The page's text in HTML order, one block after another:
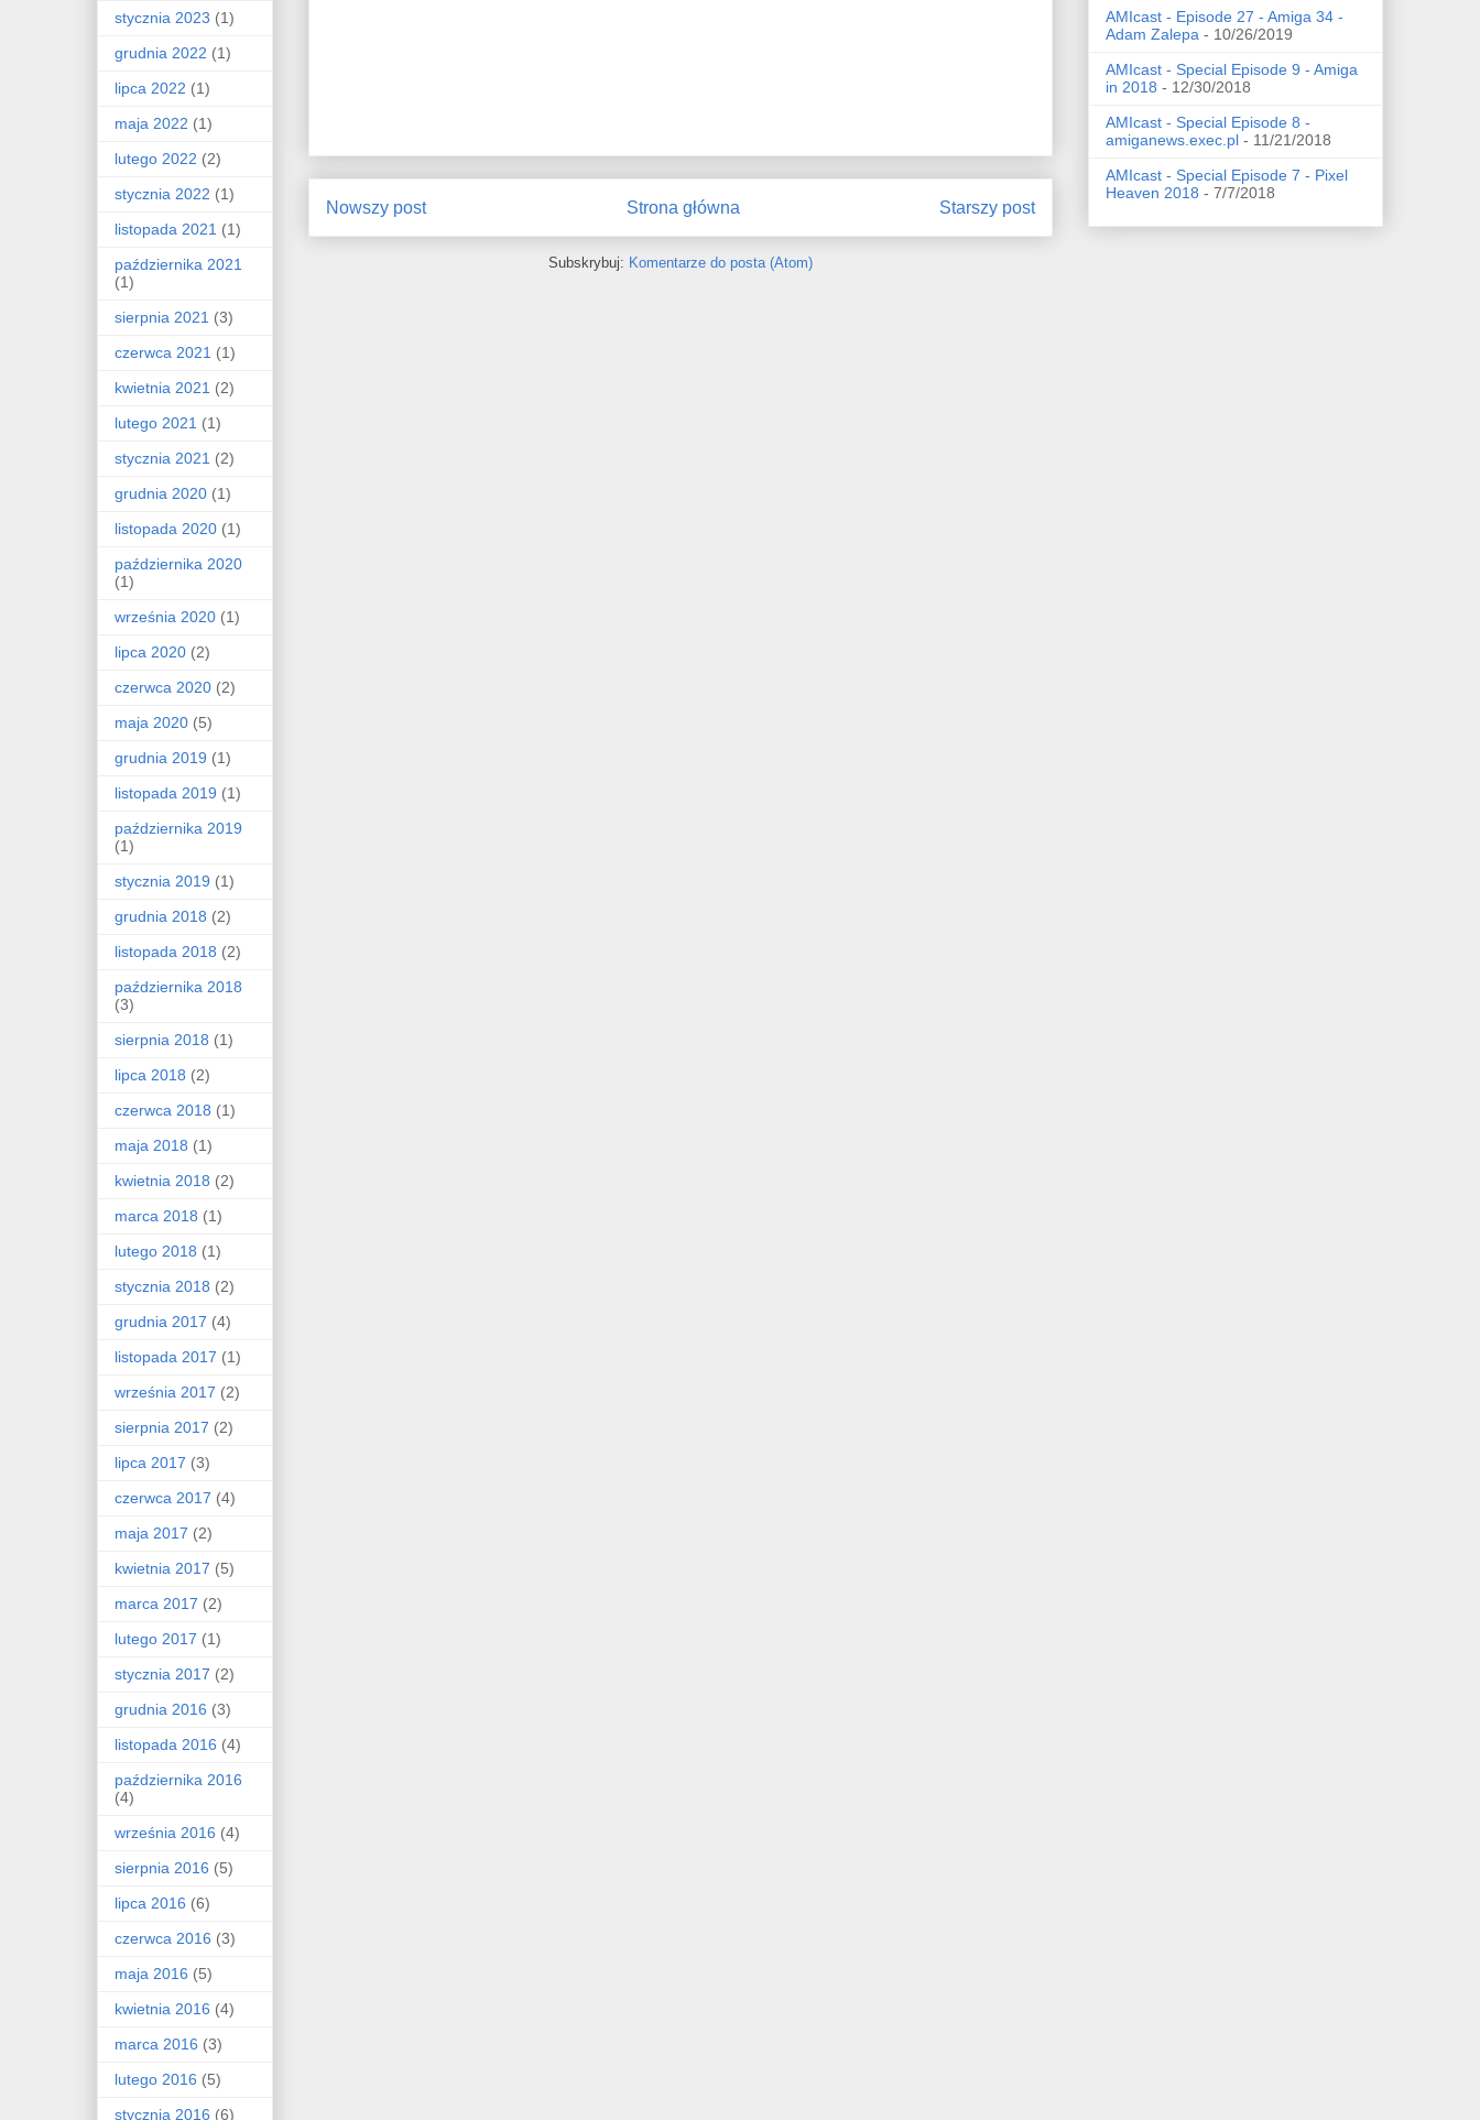
Nowszy post Starszy post
Strona główna
Subskrybuj: Komentarze do posta (Atom)
stycznia 2023 (1)
grudnia 2022 (1)
lipca 2022 (1)
maja 2022 (1)
lutego 2022 (2)
stycznia 2022 (1)
listopada 2021 (1)
października 2021
(1)
sierpnia 2021 (3)
czerwca 2021 (1)
kwietnia 2021 (2)
lutego 2021 (1)
stycznia 2021 (2)
grudnia 2020 (1)
listopada 2020 (1)
października 2020
(1)
września 2020 (1)
lipca 2020 (2)
czerwca 2020 (2)
maja 2020 (5)
grudnia 2019 (1)
listopada 2019 (1)
października 2019
(1)
stycznia 2019 (1)
grudnia 2018 (2)
listopada 2018 (2)
października 2018
(3)
sierpnia 2018 (1)
lipca 2018 (2)
czerwca 2018 (1)
maja 2018 (1)
kwietnia 2018 (2)
marca 2018 (1)
lutego 2018 (1)
stycznia 2018 (2)
grudnia 2017 (4)
listopada 2017 (1)
września 2017 (2)
sierpnia 2017 (2)
lipca 2017 (3)
czerwca 2017 (4)
maja 2017 (2)
kwietnia 2017 (5)
marca 2017 (2)
lutego 2017 (1)
stycznia 2017 (2)
grudnia 2016 (3)
listopada 2016 (4)
października 2016
(4)
września 2016 (4)
sierpnia 2016 (5)
lipca 2016 (6)
czerwca 2016 (3)
maja 2016 (5)
kwietnia 2016 (4)
marca 2016 (3)
lutego 2016 (5)
stycznia 2016 (6)
AMIcast - Episode 27 - Amiga 34 -
Adam Zalepa - 10/26/2019
AMIcast - Special Episode 9 - Amiga
in 2018 - 12/30/2018
AMIcast - Special Episode 8 -
amiganews.exec.pl - 11/21/2018
AMIcast - Special Episode 7 - Pixel
Heaven 2018 - 7/7/2018